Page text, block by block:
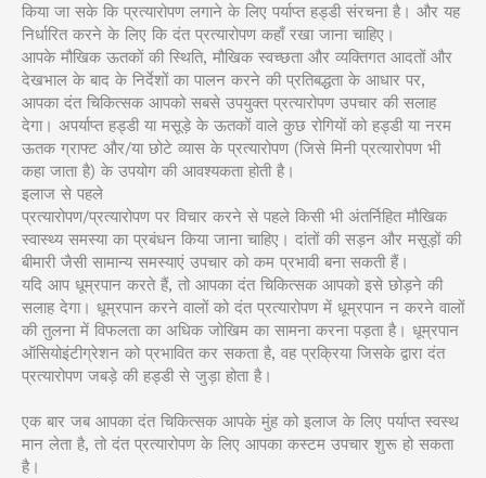
किया जा सके कि प्रत्यारोपण लगाने के लिए पर्याप्त हड्डी संरचना है। और यह
निर्धारित करने के लिए कि दंत प्रत्यारोपण कहाँ रखा जाना चाहिए।
आपके मौखिक ऊतकों की स्थिति, मौखिक स्वच्छता और व्यक्तिगत आदतों और
देखभाल के बाद के निर्देशों का पालन करने की प्रतिबद्धता के आधार पर,
आपका दंत चिकित्सक आपको सबसे उपयुक्त प्रत्यारोपण उपचार की सलाह
देगा। अपर्याप्त हड्डी या मसूड़े के ऊतकों वाले कुछ रोगियों को हड्डी या नरम
ऊतक ग्राफ्ट और/या छोटे व्यास के प्रत्यारोपण (जिसे मिनी प्रत्यारोपण भी
कहा जाता है) के उपयोग की आवश्यकता होती है।
इलाज से पहले
प्रत्यारोपण/प्रत्यारोपण पर विचार करने से पहले किसी भी अंतर्निहित मौखिक
स्वास्थ्य समस्या का प्रबंधन किया जाना चाहिए। दांतों की सड़न और मसूड़ों की
बीमारी जैसी सामान्य समस्याएं उपचार को कम प्रभावी बना सकती हैं।
यदि आप धूम्रपान करते हैं, तो आपका दंत चिकित्सक आपको इसे छोड़ने की
सलाह देगा। धूम्रपान करने वालों को दंत प्रत्यारोपण में धूम्रपान न करने वालों
की तुलना में विफलता का अधिक जोखिम का सामना करना पड़ता है। धूम्रपान
ऑसियोइंटीग्रेशन को प्रभावित कर सकता है, वह प्रक्रिया जिसके द्वारा दंत
प्रत्यारोपण जबड़े की हड्डी से जुड़ा होता है।
एक बार जब आपका दंत चिकित्सक आपके मुंह को इलाज के लिए पर्याप्त स्वस्थ
मान लेता है, तो दंत प्रत्यारोपण के लिए आपका कस्टम उपचार शुरू हो सकता
है।